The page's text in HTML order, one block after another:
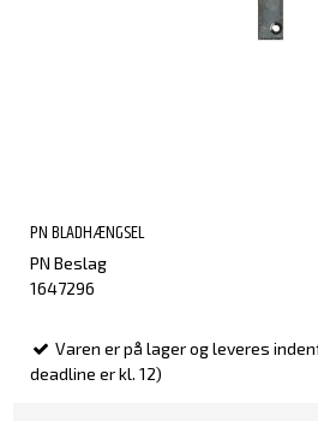
PN BLADHÆNGSEL
PN Beslag
1647296
Varen er på lager og leveres
deadline er kl. 12)